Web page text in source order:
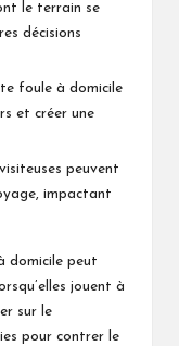
le terrain se
décisions
foule à domicile
et créer une
peuvent
impactant
domicile peut
jouent à
sur le
pour contrer le